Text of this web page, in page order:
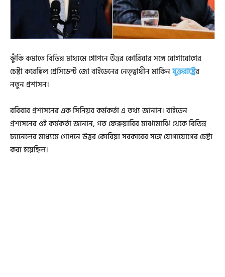
ঝুঁকি কমাতে বিভিন্ন মাধ্যমে গোপনে উত্তর কোরিয়ার সঙ্গে যোগাযোগের
চেষ্টা করেছিল প্রেসিডেন্ট জো বাইডেনের নেতৃত্বাধীন মার্কিনযুক্তরাষ্ট্রের
নতুন প্রশাসন।
রবিবার প্রশাসনের এক সিনিয়র কর্মকর্তা এ তথ্য জানান। বাইডেন
প্রশাসনের ওই কর্মকর্তা জানান, গত ফেব্রুয়ারির মাঝামাঝি থেকে বিভিন্ন
চ্যানেলের মাধ্যমে গোপনে উত্তর কোরিয়া সরকারের সঙ্গে যোগাযোগের চেষ্টা
করা হয়েছিল।